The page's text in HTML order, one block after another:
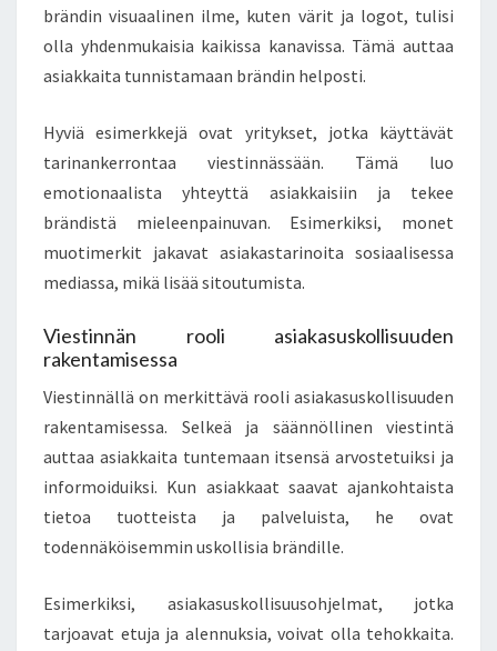
brändin visuaalinen ilme, kuten värit ja logot, tulisi
olla yhdenmukaisia kaikissa kanavissa. Tämä auttaa
asiakkaita tunnistamaan brändin helposti.
Hyviä esimerkkejä ovat yritykset, jotka käyttävät
tarinankerrontaa viestinnässään. Tämä luo
emotionaalista yhteyttä asiakkaisiin ja tekee
brändistä mieleenpainuvan. Esimerkiksi, monet
muotimerkit jakavat asiakastarinoita sosiaalisessa
mediassa, mikä lisää sitoutumista.
Viestinnän rooli asiakasuskollisuuden
rakentamisessa
Viestinnällä on merkittävä rooli asiakasuskollisuuden
rakentamisessa. Selkeä ja säännöllinen viestintä
auttaa asiakkaita tuntemaan itsensä arvostetuiksi ja
informoiduiksi. Kun asiakkaat saavat ajankohtaista
tietoa tuotteista ja palveluista, he ovat
todennäköisemmin uskollisia brändille.
Esimerkiksi, asiakasuskollisuusohjelmat, jotka
tarjoavat etuja ja alennuksia, voivat olla tehokkaita.